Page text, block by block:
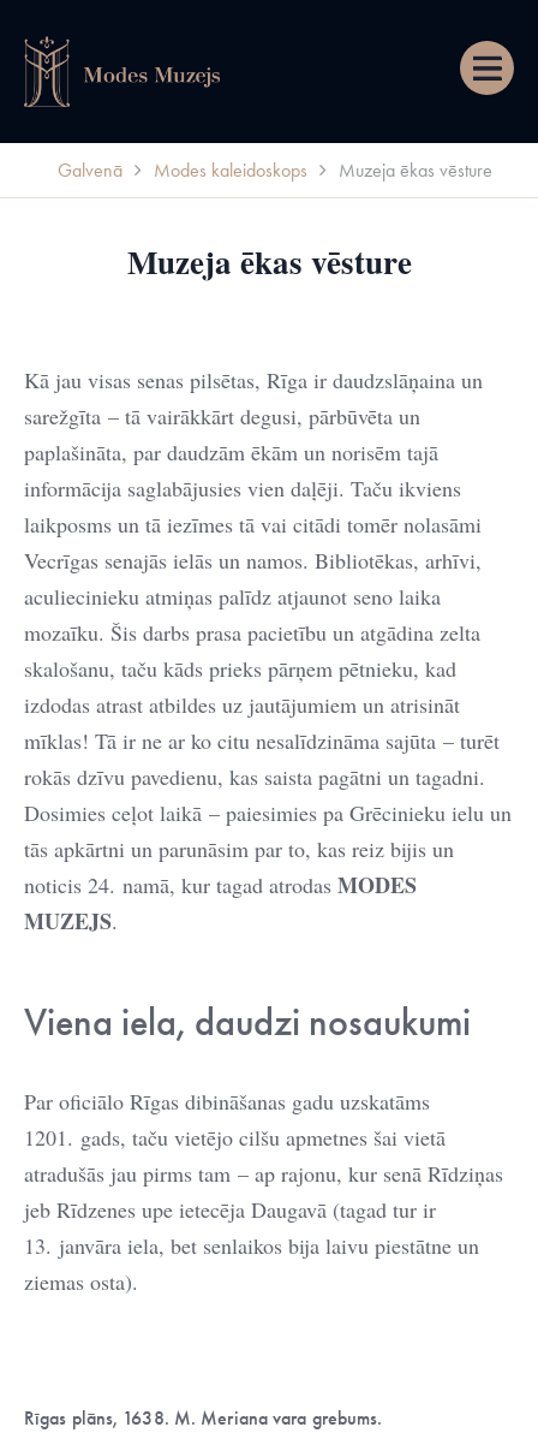
Galvenā Modes kaleidoskops Muzeja ēkas vēsture
Muzeja ēkas vēsture
Kā jau visas senas pilsētas, Rīga ir daudzslāņaina un
sarežgīta – tā vairākkārt degusi, pārbūvēta un
paplašināta, par daudzām ēkām un norisēm tajā
informācija saglabājusies vien daļēji. Taču ikviens
laikposms un tā iezīmes tā vai citādi tomēr nolasāmi
Vecrīgas senajās ielās un namos. Bibliotēkas, arhīvi,
aculiecinieku atmiņas palīdz atjaunot seno laika
mozaīku. Šis darbs prasa pacietību un atgādina zelta
skalošanu, taču kāds prieks pārņem pētnieku, kad
izdodas atrast atbildes uz jautājumiem un atrisināt
mīklas! Tā ir ne ar ko citu nesalīdzināma sajūta – turēt
rokās dzīvu pavedienu, kas saista pagātni un tagadni.
Dosimies ceļot laikā – paiesimies pa Grēcinieku ielu un
tās apkārtni un parunāsim par to, kas reiz bijis un
noticis 24. namā, kur tagad atrodas MODES
MUZEJS.
Viena iela, daudzi nosaukumi
Par oficiālo Rīgas dibināšanas gadu uzskatāms
1201. gads, taču vietējo cilšu apmetnes šai vietā
atradušās jau pirms tam – ap rajonu, kur senā Rīdziņas
jeb Rīdzenes upe ietecēja Daugavā (tagad tur ir
13. janvāra iela, bet senlaikos bija laivu piestātne un
ziemas osta).
Rīgas plāns, 1638. M. Meriana vara grebums.